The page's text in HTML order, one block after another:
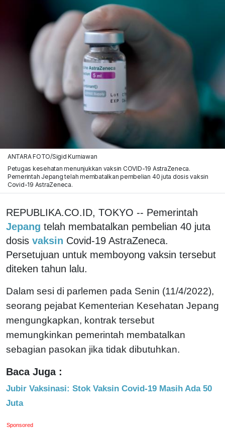
ANTARA FOTO/Sigid Kurniawan
Petugas kesehatan menunjukkan vaksin COVID-19 AstraZeneca.
Pemerintah Jepang telah membatalkan pembelian 40 juta dosis vaksin
Covid-19 AstraZeneca.
REPUBLIKA.CO.ID, TOKYO -- Pemerintah
Jepang telah membatalkan pembelian 40 juta
dosis vaksin Covid-19 AstraZeneca.
Persetujuan untuk memboyong vaksin tersebut
diteken tahun lalu.
Dalam sesi di parlemen pada Senin (11/4/2022),
seorang pejabat Kementerian Kesehatan Jepang
mengungkapkan, kontrak tersebut
memungkinkan pemerintah membatalkan
sebagian pasokan jika tidak dibutuhkan.
Baca Juga :
Jubir Vaksinasi: Stok Vaksin Covid-19 Masih Ada 50
Juta
Sponsored